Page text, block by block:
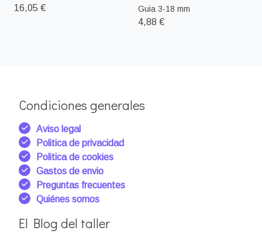
16,05 € Guia 3-18 mm
4,88 €
Condiciones generales
Aviso legal
Politica de privacidad
Politica de cookies
Gastos de envio
Preguntas frecuentes
Quiénes somos
El Blog del taller